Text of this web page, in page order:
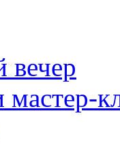
вечер